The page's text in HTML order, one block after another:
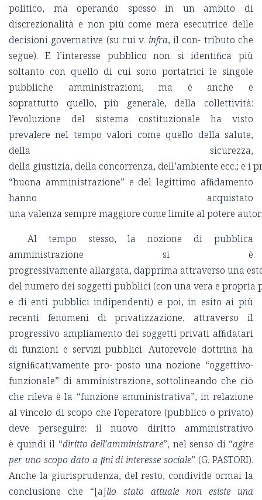
politico, ma operando spesso in un ambito di
discrezionalità e non più come mera esecutrice delle
decisioni governative (su cui v. infra, il con- tributo che
segue). E l’interesse pubblico non si identiﬁca più
soltanto con quello di cui sono portatrici le singole
pubbliche amministrazioni, ma è anche e
soprattutto quello, più generale, della collettività:
l’evoluzione del sistema costituzionale ha visto
prevalere nel tempo valori come quello della salute,
della sicurezza,
della giustizia, della concorrenza, dell’ambiente ecc.; e
“buona amministrazione” e del legittimo afﬁdamento
hanno acquistato
una valenza sempre maggiore come limite al potere
Al tempo stesso, la nozione di pubblica
amministrazione si è
progressivamente allargata, dapprima attraverso una
del numero dei soggetti pubblici (con una vera e
e di enti pubblici indipendenti) e poi, in esito ai più
recenti fenomeni di privatizzazione, attraverso il
progressivo ampliamento dei soggetti privati afﬁdatari
di funzioni e servizi pubblici. Autorevole dottrina ha
signiﬁcativamente pro- posto una nozione “oggettivo-
funzionale” di amministrazione, sottolineando che ciò
che rileva è la “funzione amministrativa”, in relazione
al vincolo di scopo che l’operatore (pubblico o privato)
deve perseguire: il nuovo diritto amministrativo
è quindi il “diritto dell’amministrare”, nel senso di “agire
per uno scopo dato a ﬁni di interesse sociale” (G. PASTORI).
Anche la giurisprudenza, del resto, condivide ormai la
conclusione che “[a]llo stato attuale non esiste una